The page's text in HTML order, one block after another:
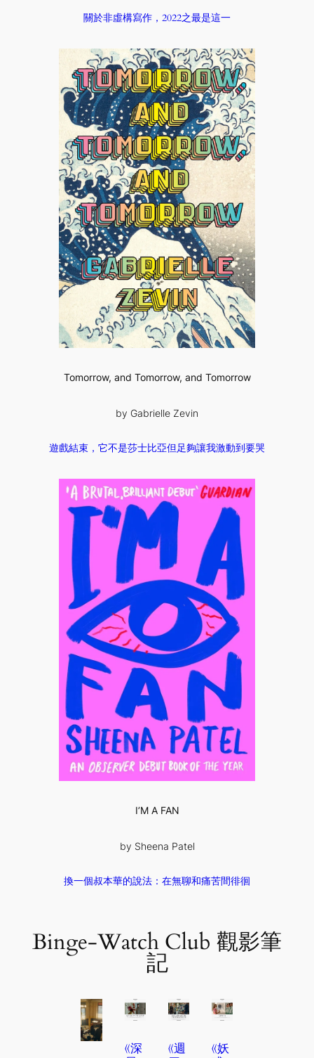
關於非虛構寫作，2022之最是這一
Tomorrow, and Tomorrow, and Tomorrow
by Gabrielle Zevin
遊戲結束，它不是莎士比亞但足夠讓我激動到要哭
I’M A FAN
by Sheena Patel
換一個叔本華的說法：在無聊和痛苦間徘徊
Binge-Watch Club 觀影筆
記
《深
《週
《妖